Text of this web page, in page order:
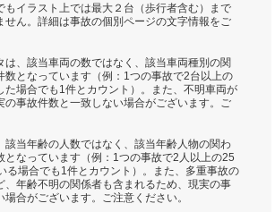
もイラスト上では最大２台（歩行者含む）まで
せん。詳細は事故の個別ページの文字情報をご
は、該当車両の数ではなく、該当車両種別の関
数となっています（例：1つの事故で2台以上の
た場合でも1件とカウント）。また、不明車両が
の事故件数と一致しない場合がございます。ご
該当年齢の人数ではなく、該当年齢人物の関わ
となっています（例：1つの事故で2人以上の25
る場合でも1件とカウント）。また、多重事故の
、年齢不明の関係者も含まれるため、現実の事
合がございます。ご注意ください。